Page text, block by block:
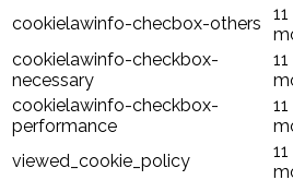
cookielawinfo-checbox-others
11
cookielawinfo-checkbox-
necessary
11
cookielawinfo-checkbox-
performance
11
viewed_cookie_policy
11